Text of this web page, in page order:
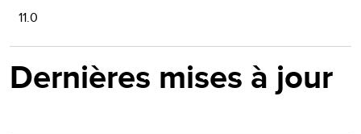
11.0
Dernières mises à jour